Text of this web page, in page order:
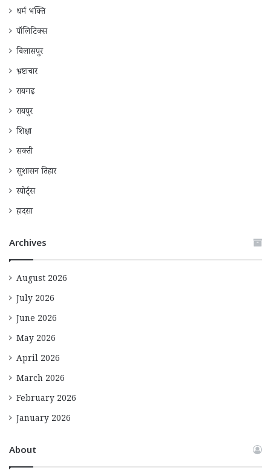
धर्म भक्ति
पॉलिटिक्स
बिलासपुर
भ्रष्टाचार
रायगढ़
रायपुर
शिक्षा
सक्ती
सुशासन तिहार
स्पोर्ट्स
हादसा
Archives
August 2026
July 2026
June 2026
May 2026
April 2026
March 2026
February 2026
January 2026
About